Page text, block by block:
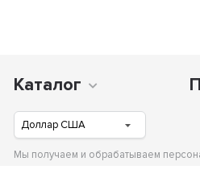
Каталог
Мы получаем и обрабатываем